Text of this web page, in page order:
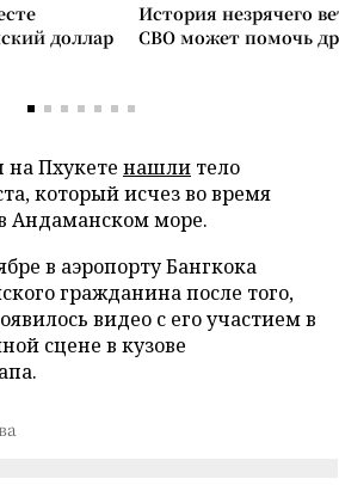
доллар
История незрячего
СВО может помочь
Пхукете нашли тело
который исчез во время
Андаманском море.
в аэропорту Бангкока
гражданина после того,
видео с его участием в
сцене в кузове